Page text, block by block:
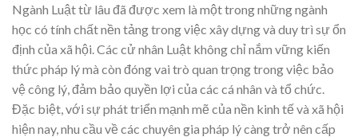
Ngành Luật từ lâu đã được xem là một trong những ngành
học có tính chất nền tảng trong việc xây dựng và duy trì sự ổn
định của xã hội. Các cử nhân Luật không chỉ nắm vững kiến
thức pháp lý mà còn đóng vai trò quan trọng trong việc bảo
vệ công lý, đảm bảo quyền lợi của các cá nhân và tổ chức.
Đặc biệt, với sự phát triển mạnh mẽ của nền kinh tế và xã hội
hiện nay, nhu cầu về các chuyên gia pháp lý càng trở nên cấp